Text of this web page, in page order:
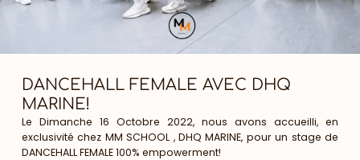
DANCEHALL FEMALE AVEC DHQ
MARINE!
Le Dimanche 16 Octobre 2022, nous avons accueilli, en
exclusivité chez MM SCHOOL , DHQ MARINE, pour un stage de
DANCEHALL FEMALE 100% empowerment!